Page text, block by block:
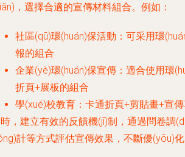
，選擇合適的宣傳材料組合。例如：
社區(qū)環(huán)保活動：可采用環
報的組合
企業(yè)環(huán)保宣傳：適合使用環
折頁+展板的組合
學(xué)校教育：卡通折頁+剪貼畫+宣
，建立有效的反饋機(jī)制，通過問卷調
計等方式評估宣傳效果，不斷優(yōu)化